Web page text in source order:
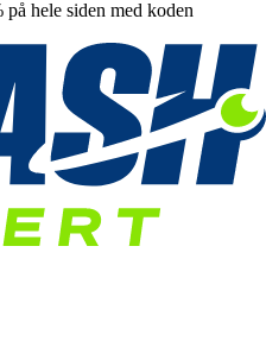
hele siden med koden